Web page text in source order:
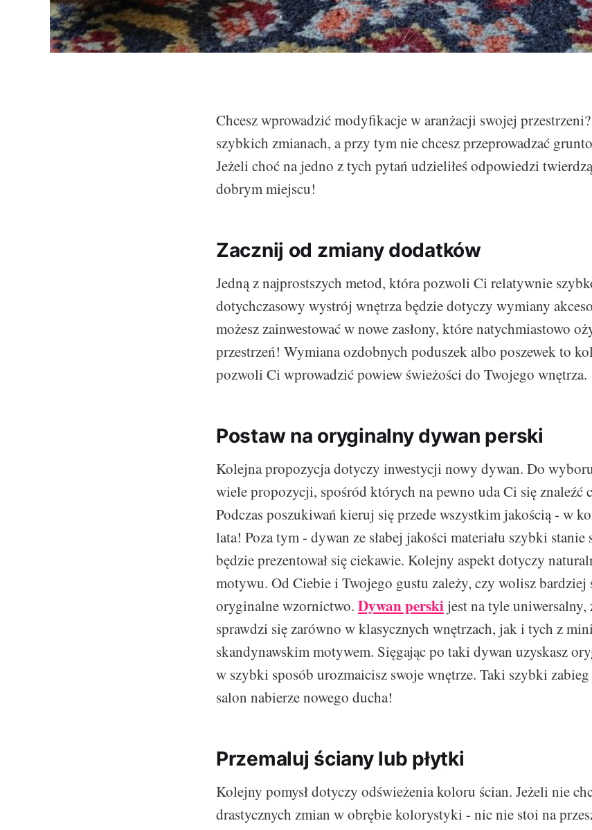
Chcesz wprowadzić modyfikacje w aranżacji swojej
szybkich zmianach, a przy tym nie chcesz przeprowadzać
Jeżeli choć na jedno z tych pytań udzieliłeś odpowiedzi
dobrym miejscu!
Zacznij od zmiany dodatków
Jedną z najprostszych metod, która pozwoli Ci relatywnie
dotychczasowy wystrój wnętrza będzie dotyczy wymiany
możesz zainwestować w nowe zasłony, które natychmiastowo
przestrzeń! Wymiana ozdobnych poduszek albo poszewek to
pozwoli Ci wprowadzić powiew świeżości do Twojego wnętrza.
Postaw na oryginalny dywan perski
Kolejna propozycja dotyczy inwestycji nowy dywan. Do
wiele propozycji, spośród których na pewno uda Ci się znaleźć
Podczas poszukiwań kieruj się przede wszystkim jakością - w
lata! Poza tym - dywan ze słabej jakości materiału szybki
będzie prezentował się ciekawie. Kolejny aspekt dotyczy
motywu. Od Ciebie i Twojego gustu zależy, czy wolisz bardziej
oryginalne wzornictwo. Dywan perski jest na tyle uniwersalny,
sprawdzi się zarówno w klasycznych wnętrzach, jak i tych z
skandynawskim motywem. Sięgając po taki dywan uzyskasz
w szybki sposób urozmaicisz swoje wnętrze. Taki szybki
salon nabierze nowego ducha!
Przemaluj ściany lub płytki
Kolejny pomysł dotyczy odświeżenia koloru ścian. Jeżeli nie
drastycznych zmian w obrębie kolorystyki - nic nie stoi na